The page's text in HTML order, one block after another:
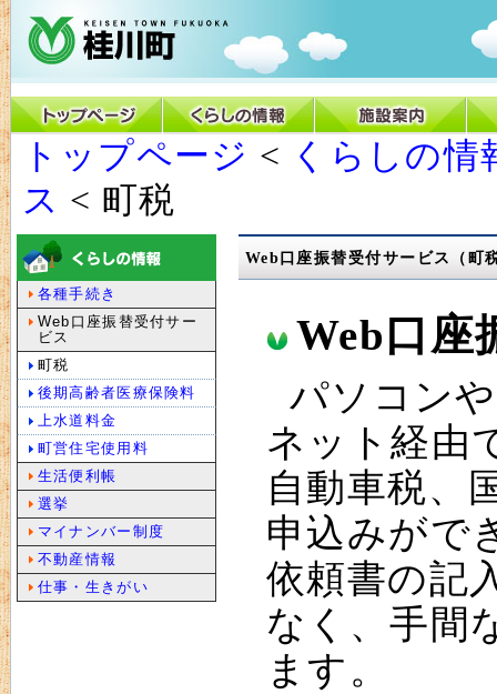
トップページ < くらしの情
ス < 町税
Web口座振替受付サービス（町
Web口座
パソコン
ネット経由
自動車税、
申込みがで
依頼書の記
なく、手間
ます。
各種手続き
Web口座振替受付サー
ビス
町税
後期高齢者医療保険料
上水道料金
町営住宅使用料
生活便利帳
選挙
マイナンバー制度
不動産情報
仕事・生きがい